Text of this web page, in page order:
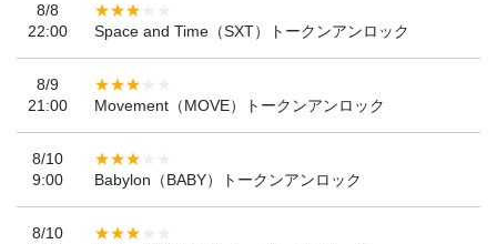
8/8
22:00
Space and Time（SXT）トークンアンロック
8/9
21:00
Movement（MOVE）トークンアンロック
8/10
9:00
Babylon（BABY）トークンアンロック
8/10